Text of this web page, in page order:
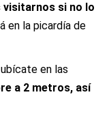
visitarnos si no lo
en la picardía de
en las
a 2 metros, así